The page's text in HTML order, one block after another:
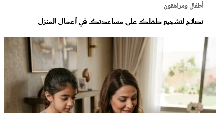
أطفال ومراهقون
نصائح لتشجيع طفلكِ على مساعدتك في أعمال المنزل